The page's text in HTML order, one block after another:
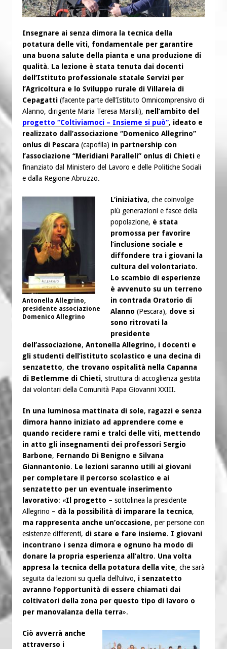
Insegnare ai senza dimora la tecnica della
potatura delle viti, fondamentale per garantire
una buona salute della pianta e una produzione di
qualità. La lezione è stata tenuta dai docenti
dell’Istituto professionale statale Servizi per
l’Agricoltura e lo Sviluppo rurale di Villareia di
Cepagatti (facente parte dell’Istituto Omnicomprensivo di
Alanno, dirigente Maria Teresa Marsili), nell’ambito del
progetto “Coltiviamoci – Insieme si può”, ideato e
realizzato dall’associazione “Domenico Allegrino”
onlus di Pescara (capofila) in partnership con
l’associazione “Meridiani Paralleli” onlus di Chieti e
finanziato dal Ministero del Lavoro e delle Politiche Sociali
e dalla Regione Abruzzo.
Antonella Allegrino,
presidente associazione
Domenico Allegrino
L’iniziativa, che coinvolge
più generazioni e fasce della
popolazione, è stata
promossa per favorire
l’inclusione sociale e
diffondere tra i giovani la
cultura del volontariato.
Lo scambio di esperienze
è avvenuto su un terreno
in contrada Oratorio di
Alanno (Pescara), dove si
sono ritrovati la
presidente
dell’associazione, Antonella Allegrino, i docenti e
gli studenti dell’istituto scolastico e una decina di
senzatetto, che trovano ospitalità nella Capanna
di Betlemme di Chieti, struttura di accoglienza gestita
dai volontari della Comunità Papa Giovanni XXIII.
In una luminosa mattinata di sole, ragazzi e senza
dimora hanno iniziato ad apprendere come e
quando recidere rami e tralci delle viti, mettendo
in atto gli insegnamenti dei professori Sergio
Barbone, Fernando Di Benigno e Silvana
Giannantonio. Le lezioni saranno utili ai giovani
per completare il percorso scolastico e ai
senzatetto per un eventuale inserimento
lavorativo: «Il progetto – sottolinea la presidente
Allegrino – dà la possibilità di imparare la tecnica,
ma rappresenta anche un’occasione, per persone con
esistenze differenti, di stare e fare insieme. I giovani
incontrano i senza dimora e ognuno ha modo di
donare la propria esperienza all’altro. Una volta
appresa la tecnica della potatura della vite, che sarà
seguita da lezioni su quella dell’ulivo, i senzatetto
avranno l’opportunità di essere chiamati dai
coltivatori della zona per questo tipo di lavoro o
per manovalanza della terra».
Ciò avverrà anche
attraverso i